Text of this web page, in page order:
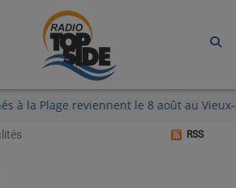
à la Plage reviennent le 8 août au
RSS